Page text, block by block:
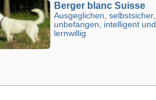
Berger blanc Suisse
Ausgeglichen, selbstsicher,
unbefangen, intelligent und
lernwillig